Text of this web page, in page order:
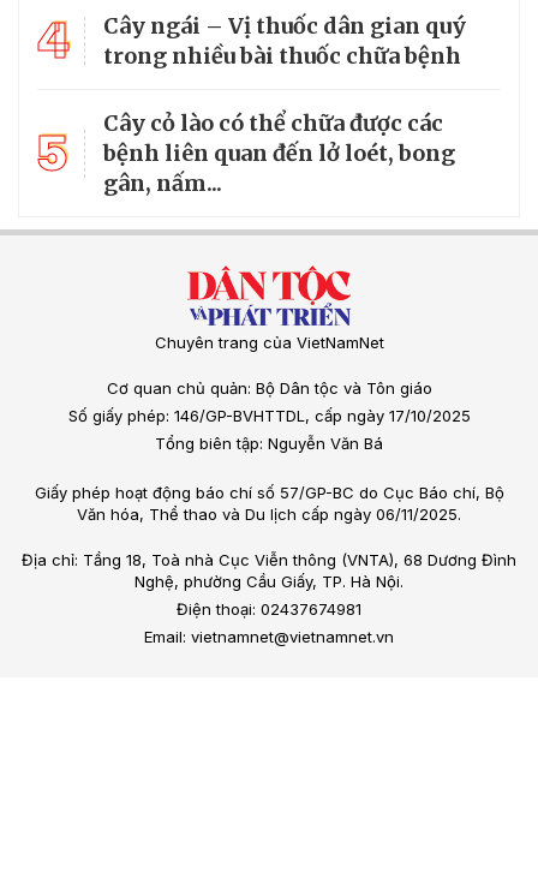
4
Cây ngái – Vị thuốc dân gian quý
trong nhiều bài thuốc chữa bệnh
5
Cây cỏ lào có thể chữa được các
bệnh liên quan đến lở loét, bong
gân, nấm...
Chuyên trang của VietNamNet
Cơ quan chủ quản: Bộ Dân tộc và Tôn giáo
Số giấy phép: 146/GP-BVHTTDL, cấp ngày 17/10/2025
Tổng biên tập: Nguyễn Văn Bá
Giấy phép hoạt động báo chí số 57/GP-BC do Cục Báo chí, Bộ
Văn hóa, Thể thao và Du lịch cấp ngày 06/11/2025.
Địa chỉ: Tầng 18, Toà nhà Cục Viễn thông (VNTA), 68 Dương Đình
Nghệ, phường Cầu Giấy, TP. Hà Nội.
Điện thoại: 02437674981
Email: vietnamnet@vietnamnet.vn